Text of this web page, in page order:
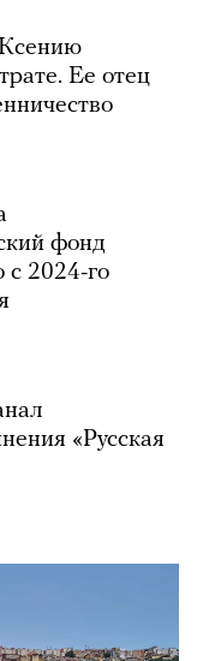
Ее отец
фонд
с 2024-го
«Русская